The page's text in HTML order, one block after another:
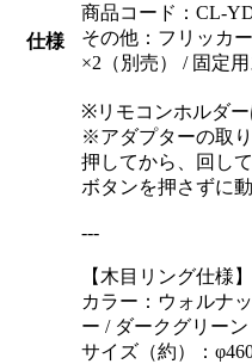
仕様
商品コード：CL-
その他：フリッカ
×2（別売） / 固定
※リモコンホルダ
※アダプターの取
押してから、回し
ボタンを押さずに
---
【木目リング仕様】
カラー：ウォルナ
ー / ダークグリー
サイズ（約）：